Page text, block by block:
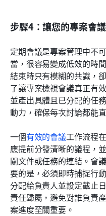
步驟4：讓您的專案會
定期會議是專案管理中不
當，很容易變成低效的時
結束時只有模糊的共識，
了讓專案檢視會議真正有
並產出具體且已分配的任
動力，確保每次討論都能
一個有效的會議工作流程
應提前分發清晰的議程，
關文件或任務的連結。會
要的是，必須即時捕捉行
分配給負責人並設定截止
責任歸屬，避免對誰負責
案進度至關重要。